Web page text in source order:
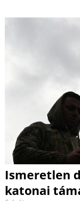
Ismeretlen
katonai